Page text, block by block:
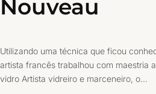
Nouveau
Utilizando uma técnica que ficou
artista francês trabalhou com maestria
vidro Artista vidreiro e marceneiro, o…